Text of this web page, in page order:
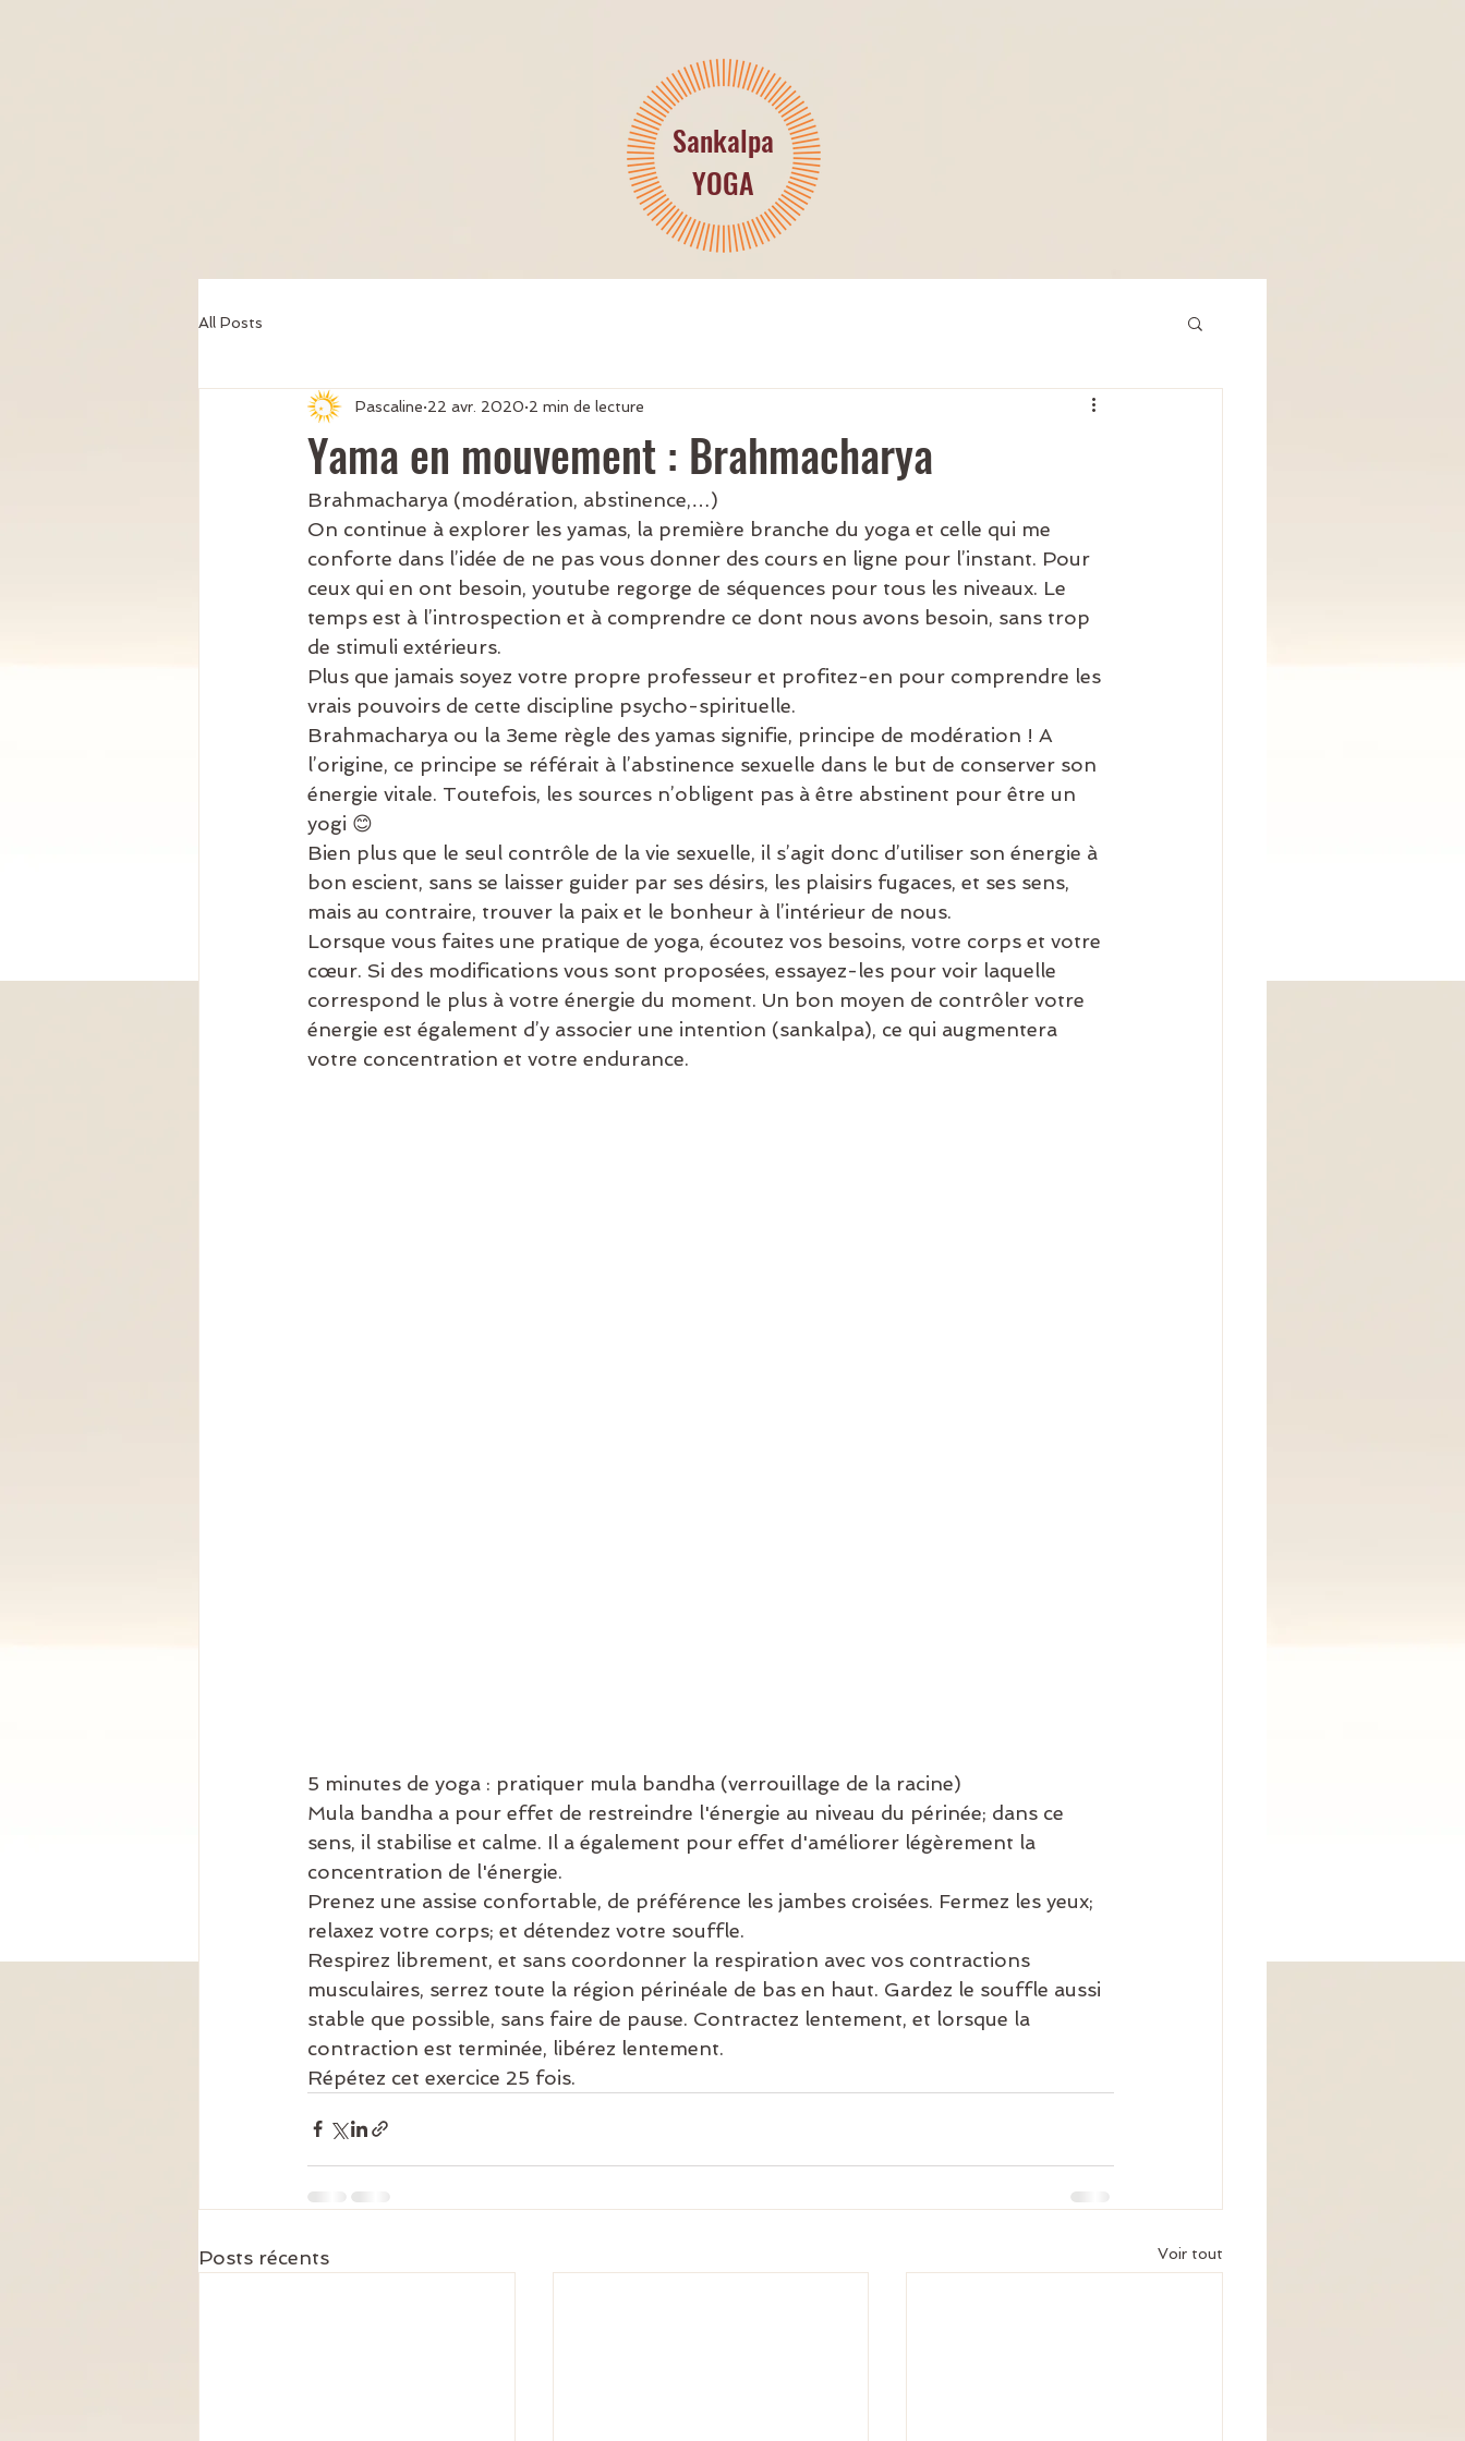
Sankalpa
YOGA
All Posts
Yama en mouvement : Brahmacharya
Pascaline 22 avr. 2020 2 min de lecture
Brahmacharya (modération, abstinence,…)
On continue à explorer les yamas, la première branche du yoga et celle qui me
conforte dans l’idée de ne pas vous donner des cours en ligne pour l’instant. Pour
ceux qui en ont besoin, youtube regorge de séquences pour tous les niveaux. Le
temps est à l’introspection et à comprendre ce dont nous avons besoin, sans trop
de stimuli extérieurs.
Plus que jamais soyez votre propre professeur et profitez-en pour comprendre les
vrais pouvoirs de cette discipline psycho-spirituelle.
Brahmacharya ou la 3eme règle des yamas signifie, principe de modération ! A
l’origine, ce principe se référait à l’abstinence sexuelle dans le but de conserver son
énergie vitale. Toutefois, les sources n’obligent pas à être abstinent pour être un
yogi 😊
Bien plus que le seul contrôle de la vie sexuelle, il s’agit donc d’utiliser son énergie à
bon escient, sans se laisser guider par ses désirs, les plaisirs fugaces, et ses sens,
mais au contraire, trouver la paix et le bonheur à l’intérieur de nous.
Lorsque vous faites une pratique de yoga, écoutez vos besoins, votre corps et votre
cœur. Si des modifications vous sont proposées, essayez-les pour voir laquelle
correspond le plus à votre énergie du moment. Un bon moyen de contrôler votre
énergie est également d’y associer une intention (sankalpa), ce qui augmentera
votre concentration et votre endurance.
5 minutes de yoga : pratiquer mula bandha (verrouillage de la racine)
Mula bandha a pour effet de restreindre l'énergie au niveau du périnée; dans ce
sens, il stabilise et calme. Il a également pour effet d'améliorer légèrement la
concentration de l'énergie.
Prenez une assise confortable, de préférence les jambes croisées. Fermez les yeux;
relaxez votre corps; et détendez votre souffle.
Respirez librement, et sans coordonner la respiration avec vos contractions
musculaires, serrez toute la région périnéale de bas en haut. Gardez le souffle aussi
stable que possible, sans faire de pause. Contractez lentement, et lorsque la
contraction est terminée, libérez lentement.
Répétez cet exercice 25 fois.
Posts récents Voir tout